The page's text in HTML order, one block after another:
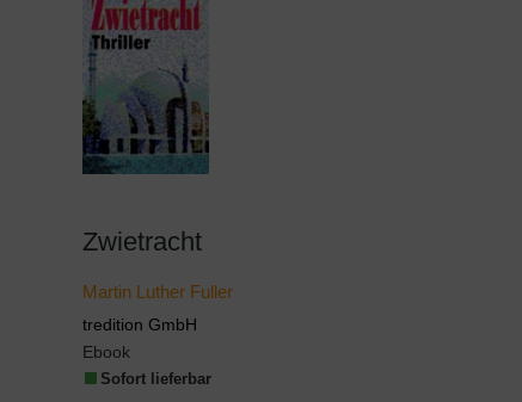
Zwietracht
Martin Luther Fuller
tredition GmbH
Ebook
Sofort lieferbar